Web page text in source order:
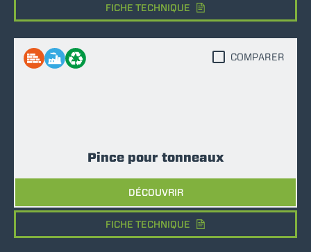
FICHE TECHNIQUE
Pince pour tonneaux
DÉCOUVRIR
COMPARER
FICHE TECHNIQUE